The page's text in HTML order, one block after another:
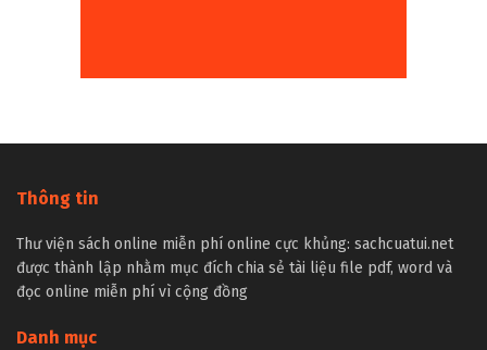
Thông tin
Thư viện sách online miễn phí online cực khủng: sachcuatui.net
được thành lập nhằm mục đích chia sẻ tài liệu file pdf, word và
đọc online miễn phí vì cộng đồng
Danh mục